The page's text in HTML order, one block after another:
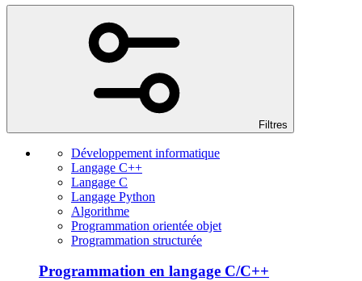
Filtres
Développement informatique
Langage C++
Langage C
Langage Python
Algorithme
Programmation orientée objet
Programmation structurée
Programmation en langage C/C++